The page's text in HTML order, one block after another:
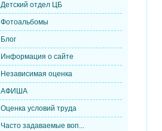
Детский отдел ЦБ
Фотоальбомы
Блог
Информация о сайте
Независимая оценка
АФИША
Оценка условий труда
Часто задаваемые воп...